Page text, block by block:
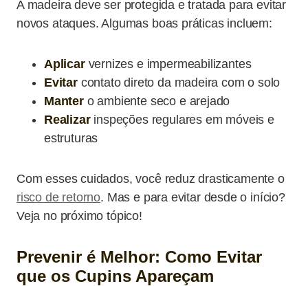
A madeira deve ser protegida e tratada para evitar
novos ataques. Algumas boas práticas incluem:
Aplicarvernizes e impermeabilizantes
Evitarcontato direto da madeira com o solo
Manter o ambiente seco e arejado
Realizarinspeções regulares em móveis e
estruturas
Com esses cuidados, você reduz drasticamente o
risco de retorno. Mas e para evitar desde o início?
Veja no próximo tópico!
Prevenir é Melhor: Como Evitar
que os Cupins Apareçam